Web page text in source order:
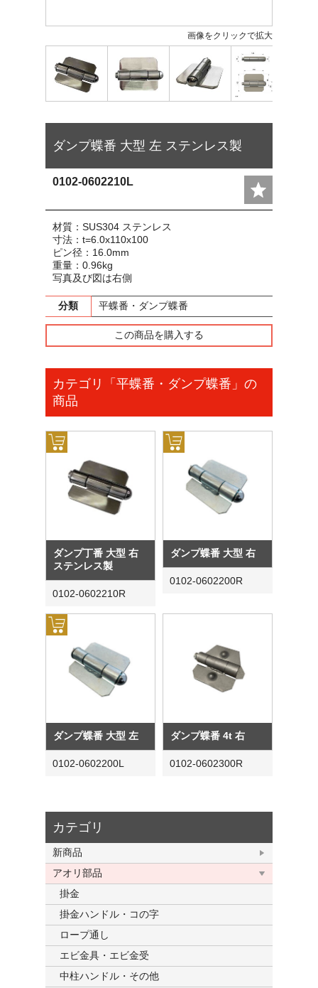
カテゴリ
新商品
アオリ部品
掛金
掛金ハンドル・コの字
ロープ通し
エビ金具・エビ金受
中柱ハンドル・その他
画像をクリックで拡大
ダンプ蝶番 大型 左 ステンレス製
0102-0602210L
材質：SUS304 ステンレス
寸法：t=6.0x110x100
ピン径：16.0mm
重量：0.96kg
写真及び図は右側
分類 平蝶番・ダンプ蝶番
この商品を購入する
カテゴリ「平蝶番・ダンプ蝶番」の
商品
ダンプ丁番 大型 右
ステンレス製
0102-0602210R
ダンプ蝶番 大型 右
0102-0602200R
ダンプ蝶番 大型 左
0102-0602200L
ダンプ蝶番 4t 右
0102-0602300R